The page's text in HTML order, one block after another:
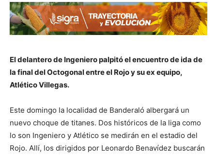
El delantero de Ingeniero palpitó el encuentro de ida de
la final del Octogonal entre el Rojo y su ex equipo,
Atlético Villegas.
Este domingo la localidad de Banderaló albergará un
nuevo choque de titanes. Dos históricos de la liga como
lo son Ingeniero y Atlético se medirán en el estadio del
Rojo. Allí, los dirigidos por Leonardo Benavídez buscarán